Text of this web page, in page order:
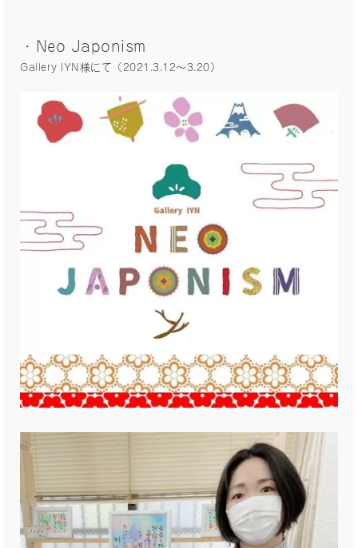
・Neo Japonism
Gallery IYN様にて（2021.3.12〜3.20）